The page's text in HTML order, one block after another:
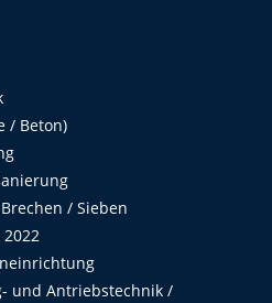
/ Beton)
/ Sieben
2022
und Antriebstechnik /